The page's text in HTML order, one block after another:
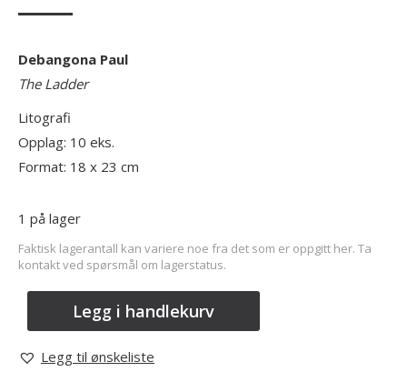
Debangona Paul
The Ladder
Litografi
Opplag: 10 eks.
Format: 18 x 23 cm
1 på lager
Faktisk lagerantall kan variere noe fra det som er oppgitt her. Ta
kontakt ved spørsmål om lagerstatus.
Legg i handlekurv
Legg til ønskeliste